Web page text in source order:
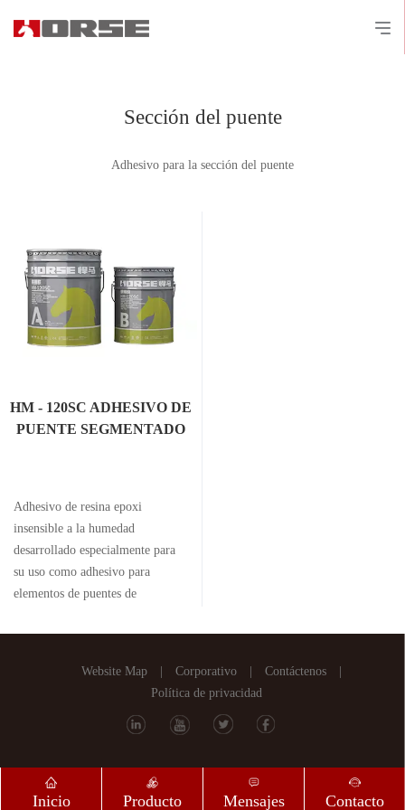
Inicio Producto Mensajes Contacto
Sección del puente
Adhesivo para la sección del puente
HM - 120SC ADHESIVO DE
PUENTE SEGMENTADO
Adhesivo de resina epoxi
insensible a la humedad
desarrollado especialmente para
su uso como adhesivo para
elementos de puentes de
Website Map Corporativo Contáctenos
Política de privacidad